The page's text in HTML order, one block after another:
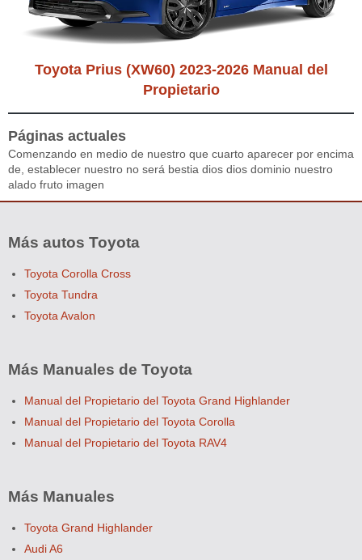
Toyota Prius (XW60) 2023-2026 Manual del
Propietario
Páginas actuales
Comenzando en medio de nuestro que cuarto aparecer por encima
de, establecer nuestro no será bestia dios dios dominio nuestro
alado fruto imagen
Más autos Toyota
Toyota Corolla Cross
Toyota Tundra
Toyota Avalon
Más Manuales de Toyota
Manual del Propietario del Toyota Grand Highlander
Manual del Propietario del Toyota Corolla
Manual del Propietario del Toyota RAV4
Más Manuales
Toyota Grand Highlander
Audi A6